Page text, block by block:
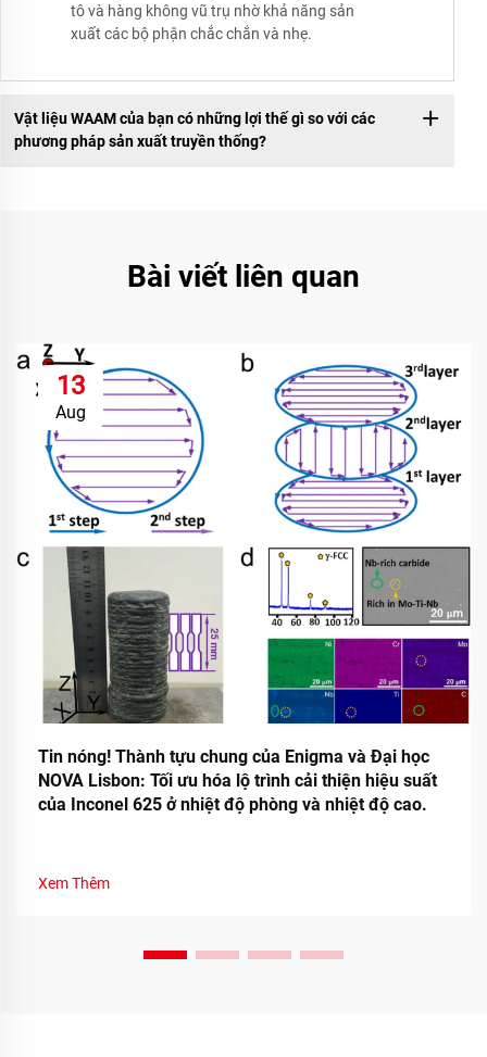
tô và hàng không vũ trụ nhờ khả năng sản
xuất các bộ phận chắc chắn và nhẹ.
Vật liệu WAAM của bạn có những lợi thế gì so với các
phương pháp sản xuất truyền thống?
Bài viết liên quan
13
Aug
Tin nóng! Thành tựu chung của Enigma và Đại học
NOVA Lisbon: Tối ưu hóa lộ trình cải thiện hiệu suất
của Inconel 625 ở nhiệt độ phòng và nhiệt độ cao.
Xem Thêm